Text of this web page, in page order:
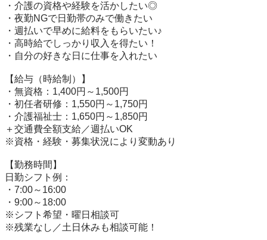
・介護の資格や経験を活かしたい◎
・夜勤NGで日勤帯のみで働きたい
・週払いで早めに給料をもらいたい♪
・高時給でしっかり収入を得たい！
・自分の好きな日に仕事を入れたい
【給与（時給制）】
・無資格：1,400円～1,500円
・初任者研修：1,550円～1,750円
・介護福祉士：1,650円～1,850円
＋交通費全額支給／週払いOK
※資格・経験・募集状況により変動あり
【勤務時間】
日勤シフト例：
・7:00～16:00
・9:00～18:00
※シフト希望・曜日相談可
※残業なし／土日休みも相談可能！